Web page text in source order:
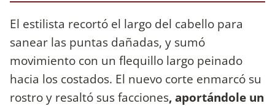
El estilista recortó el largo del cabello para
sanear las puntas dañadas, y sumó
movimiento con un flequillo largo peinado
hacia los costados. El nuevo corte enmarcó su
rostro y resaltó sus facciones, aportándole un